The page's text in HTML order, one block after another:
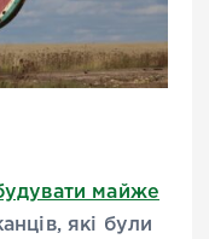
майже
які були